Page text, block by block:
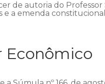
de autoria do Professor
a emenda constitucional
Econômico